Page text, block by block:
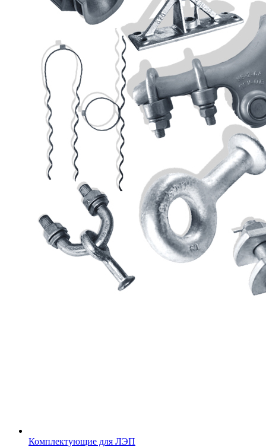
Комплектующие для ЛЭП